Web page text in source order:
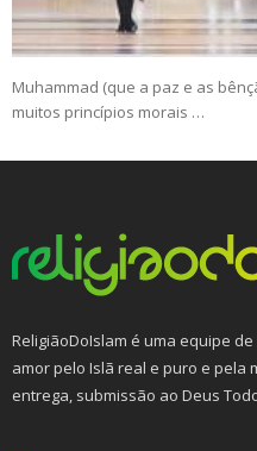
Muhammad (que a paz e as
muitos princípios morais …
ReligiãoDoIslam é uma equipe
amor pelo Islã real e puro e pela
entrega, submissão ao Deus